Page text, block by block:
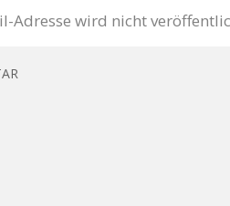
Adresse wird nicht